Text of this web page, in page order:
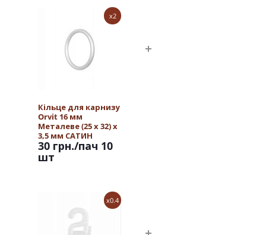
x2
Кільце для карнизу
Orvit 16 мм
Металеве (25 х 32) х
3,5 мм САТИН
30 грн./пач 10
шт
x0.4